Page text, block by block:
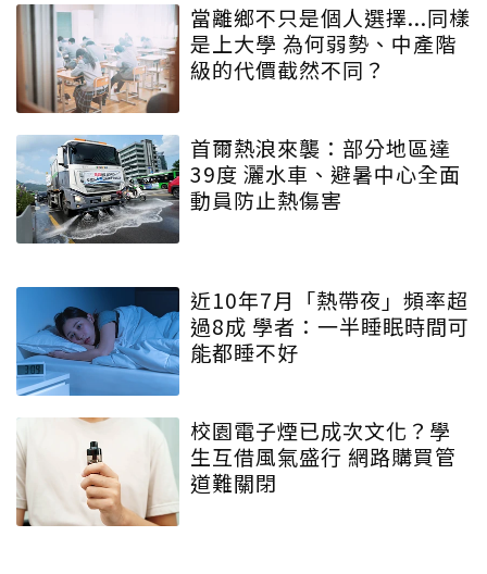
當離鄉不只是個人選擇...同樣
是上大學 為何弱勢、中產階
級的代價截然不同？
首爾熱浪來襲：部分地區達
39度 灑水車、避暑中心全面
動員防止熱傷害
近10年7月「熱帶夜」頻率超
過8成 學者：一半睡眠時間可
能都睡不好
校園電子煙已成次文化？學
生互借風氣盛行 網路購買管
道難關閉